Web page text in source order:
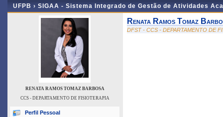
UFPB › SIGAA - Sistema Integrado de Gestão de Atividades
RENATA RAMOS TOMAZ BARBOSA
CCS - DEPARTAMENTO DE FISIOTERAPIA
Perfil Pessoal
Renata Ramos Tomaz
DFST - CCS - DEPARTAMENTO DE